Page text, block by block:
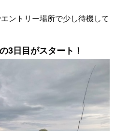
ントリー場所で少し待機して
3日目がスタート！